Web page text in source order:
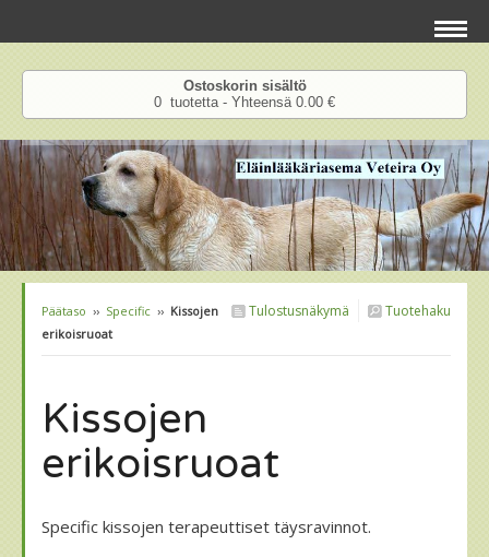
Ostoskorin sisältö
0 tuotetta - Yhteensä 0.00 €
Tuotehaku
Tulostusnäkymä
Päätaso ›› Specific ›› Kissojen
erikoisruoat
Kissojen
erikoisruoat
Specific kissojen terapeuttiset täysravinnot.